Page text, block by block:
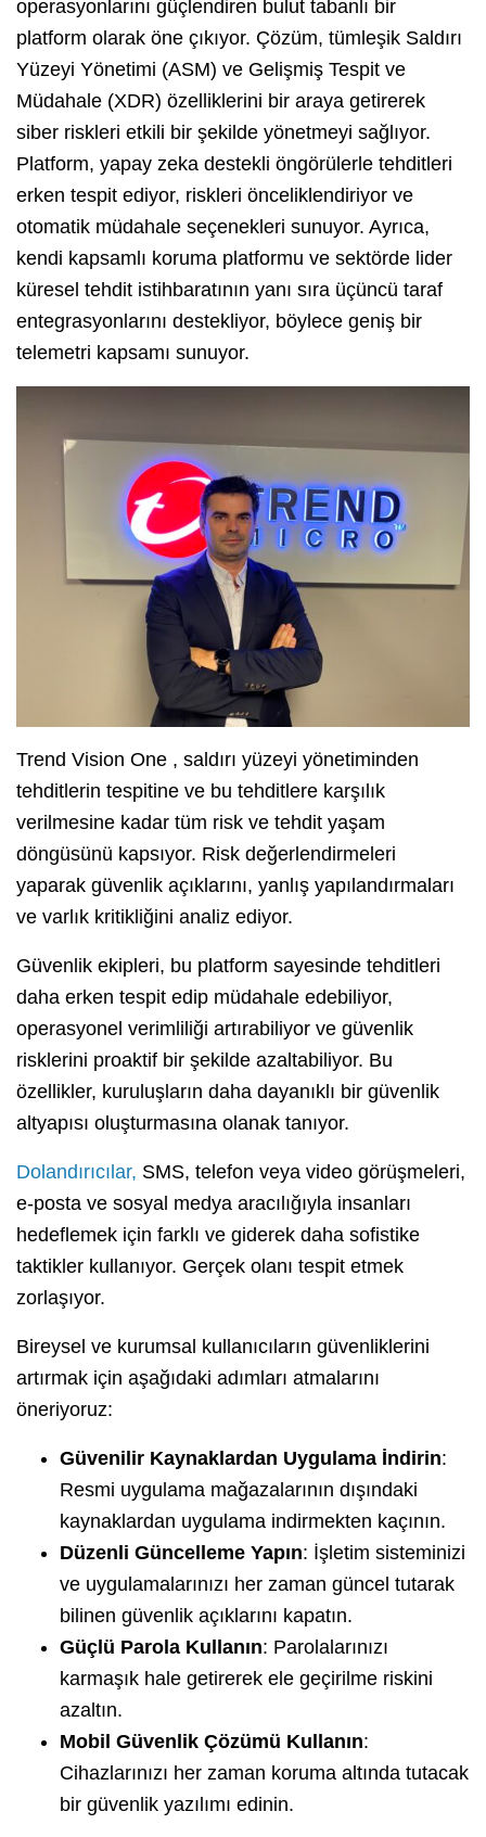
operasyonlarını güçlendiren bulut tabanlı bir
platform olarak öne çıkıyor. Çözüm, tümleşik Saldırı
Yüzeyi Yönetimi (ASM) ve Gelişmiş Tespit ve
Müdahale (XDR) özelliklerini bir araya getirerek
siber riskleri etkili bir şekilde yönetmeyi sağlıyor.
Platform, yapay zeka destekli öngörülerle tehditleri
erken tespit ediyor, riskleri önceliklendiriyor ve
otomatik müdahale seçenekleri sunuyor. Ayrıca,
kendi kapsamlı koruma platformu ve sektörde lider
küresel tehdit istihbaratının yanı sıra üçüncü taraf
entegrasyonlarını destekliyor, böylece geniş bir
telemetri kapsamı sunuyor.
Trend Vision One , saldırı yüzeyi yönetiminden
tehditlerin tespitine ve bu tehditlere karşılık
verilmesine kadar tüm risk ve tehdit yaşam
döngüsünü kapsıyor. Risk değerlendirmeleri
yaparak güvenlik açıklarını, yanlış yapılandırmaları
ve varlık kritikliğini analiz ediyor.
Güvenlik ekipleri, bu platform sayesinde tehditleri
daha erken tespit edip müdahale edebiliyor,
operasyonel verimliliği artırabiliyor ve güvenlik
risklerini proaktif bir şekilde azaltabiliyor. Bu
özellikler, kuruluşların daha dayanıklı bir güvenlik
altyapısı oluşturmasına olanak tanıyor.
Dolandırıcılar, SMS, telefon veya video görüşmeleri,
e-posta ve sosyal medya aracılığıyla insanları
hedeflemek için farklı ve giderek daha sofistike
taktikler kullanıyor. Gerçek olanı tespit etmek
zorlaşıyor.
Bireysel ve kurumsal kullanıcıların güvenliklerini
artırmak için aşağıdaki adımları atmalarını
öneriyoruz:
Güvenilir Kaynaklardan Uygulama İndirin:
Resmi uygulama mağazalarının dışındaki
kaynaklardan uygulama indirmekten kaçının.
Düzenli Güncelleme Yapın: İşletim sisteminizi
ve uygulamalarınızı her zaman güncel tutarak
bilinen güvenlik açıklarını kapatın.
Güçlü Parola Kullanın: Parolalarınızı
karmaşık hale getirerek ele geçirilme riskini
azaltın.
Mobil Güvenlik Çözümü Kullanın:
Cihazlarınızı her zaman koruma altında tutacak
bir güvenlik yazılımı edinin.